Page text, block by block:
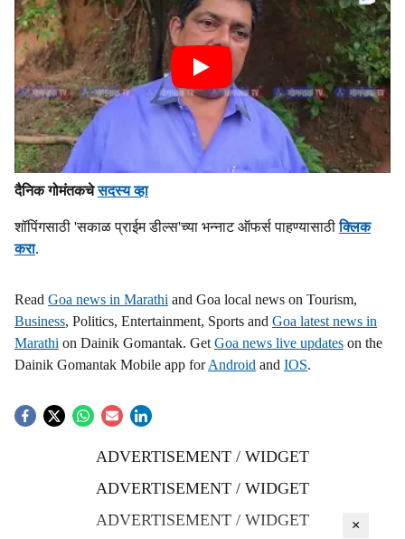
दैनिक गोमंतकचेसदस्य व्हा
शॉपिंगसाठी 'सकाळ प्राईम डील्स'च्या भन्नाट ऑफर्स पाहण्यासाठीक्लिक
करा.
Read Goa news in Marathi and Goa local news on Tourism,
Business, Politics, Entertainment, Sports and Goa latest news in
Marathi on Dainik Gomantak. Get Goa news live updates on the
Dainik Gomantak Mobile app forAndroid and IOS.
ADVERTISEMENT / WIDGET
ADVERTISEMENT / WIDGET
ADVERTISEMENT / WIDGET
×